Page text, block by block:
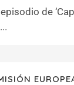
de